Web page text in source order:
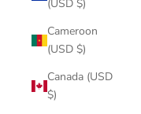
(USD $)
Cameroon
(USD $)
Canada (USD
$)